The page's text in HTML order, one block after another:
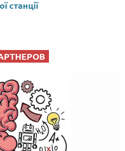
станції